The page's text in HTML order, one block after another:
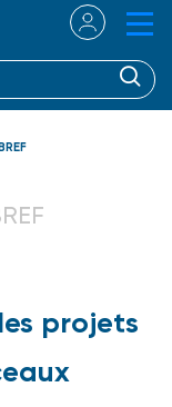
projets